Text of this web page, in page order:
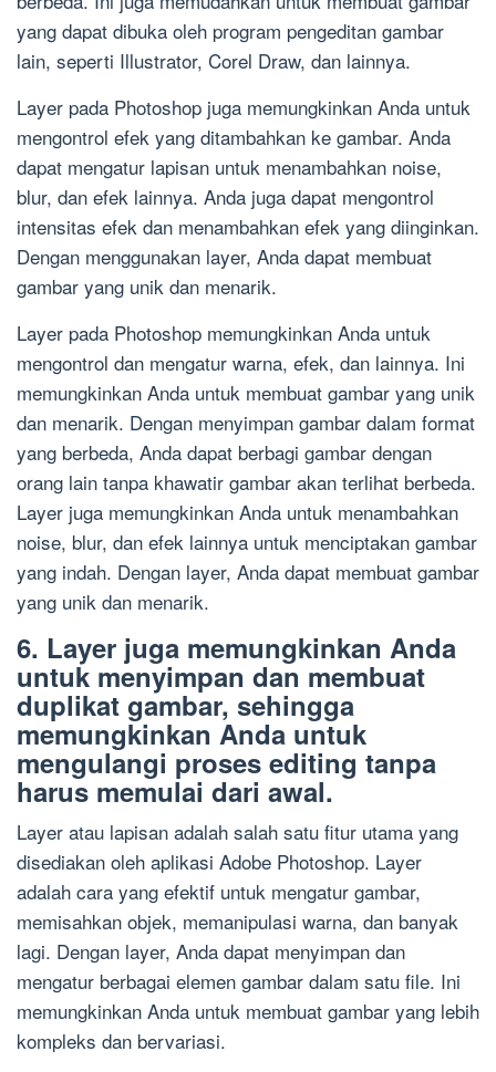
yang dapat dibuka oleh program pengeditan gambar
lain, seperti Illustrator, Corel Draw, dan lainnya.
Layer pada Photoshop juga memungkinkan Anda untuk
mengontrol efek yang ditambahkan ke gambar. Anda
dapat mengatur lapisan untuk menambahkan noise,
blur, dan efek lainnya. Anda juga dapat mengontrol
intensitas efek dan menambahkan efek yang diinginkan.
Dengan menggunakan layer, Anda dapat membuat
gambar yang unik dan menarik.
Layer pada Photoshop memungkinkan Anda untuk
mengontrol dan mengatur warna, efek, dan lainnya. Ini
memungkinkan Anda untuk membuat gambar yang unik
dan menarik. Dengan menyimpan gambar dalam format
yang berbeda, Anda dapat berbagi gambar dengan
orang lain tanpa khawatir gambar akan terlihat berbeda.
Layer juga memungkinkan Anda untuk menambahkan
noise, blur, dan efek lainnya untuk menciptakan gambar
yang indah. Dengan layer, Anda dapat membuat gambar
yang unik dan menarik.
6. Layer juga memungkinkan Anda
untuk menyimpan dan membuat
duplikat gambar, sehingga
memungkinkan Anda untuk
mengulangi proses editing tanpa
harus memulai dari awal.
Layer atau lapisan adalah salah satu fitur utama yang
disediakan oleh aplikasi Adobe Photoshop. Layer
adalah cara yang efektif untuk mengatur gambar,
memisahkan objek, memanipulasi warna, dan banyak
lagi. Dengan layer, Anda dapat menyimpan dan
mengatur berbagai elemen gambar dalam satu file. Ini
memungkinkan Anda untuk membuat gambar yang lebih
kompleks dan bervariasi.